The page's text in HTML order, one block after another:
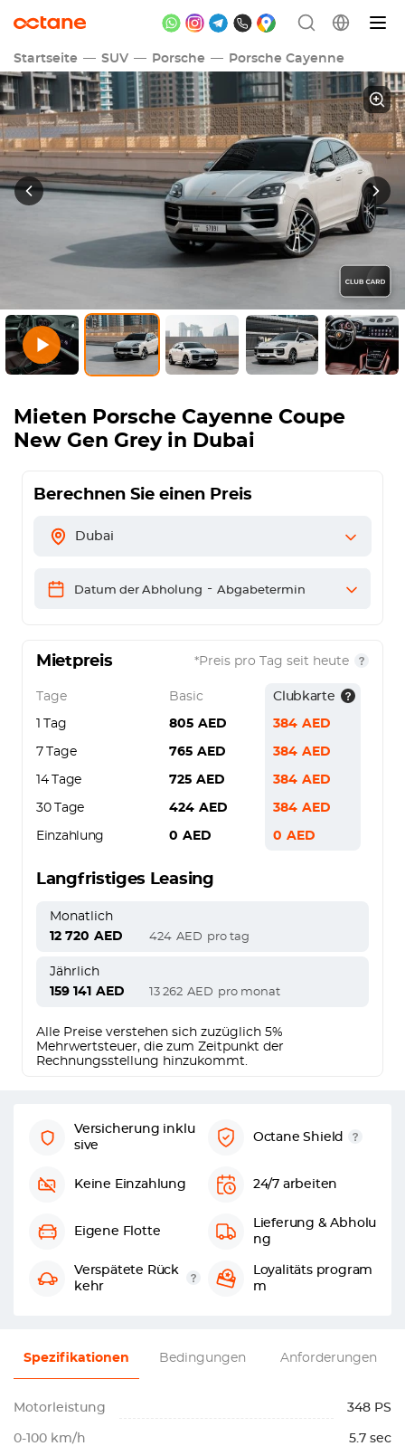
Startseite SUV Porsche Porsche Cayenne
Mieten Porsche Cayenne Coupe
New Gen Greyin Dubai
Berechnen Sie einen Preis
Dubai
Datum der Abholung - Abgabetermin
Mietpreis *Preis pro Tag seit heute
Tage Basic Clubkarte
1 Tag 805 AED 384 AED
7 Tage 765 AED 384 AED
14 Tage 725 AED 384 AED
30 Tage 424 AED 384 AED
Einzahlung 0 AED 0 AED
Langfristiges Leasing
Monatlich
12 720 AED 424 AED pro tag
Jährlich
159 141 AED 13 262 AED pro monat
Alle Preise verstehen sich zuzüglich 5%
Mehrwertsteuer, die zum Zeitpunkt der
Rechnungsstellung hinzukommt.
Versicherung inklu
sive
Octane Shield
Keine Einzahlung 24/7 arbeiten
Eigene Flotte
Lieferung & Abholu
ng
Verspätete Rück
kehr
Loyalitäts program
m
Spezifikationen Bedingungen Anforderungen
Motorleistung 348 PS
0-100 km/h 5.7 sec